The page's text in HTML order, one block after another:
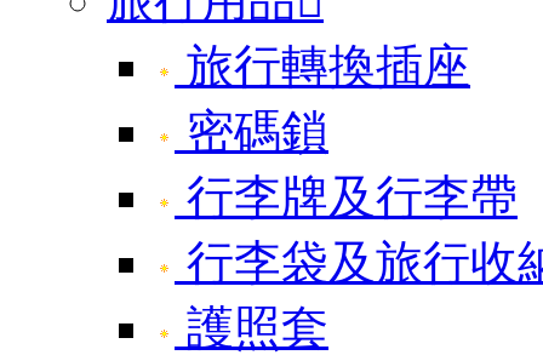
旅行轉換插座
密碼鎖
行李牌及行李帶
行李袋及旅行收
護照套